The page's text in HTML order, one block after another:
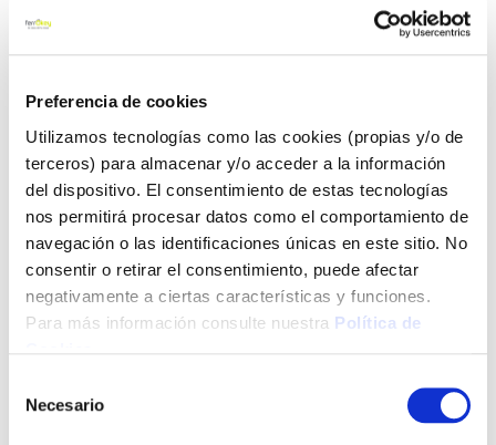
Preferencia de cookies
Utilizamos tecnologías como las cookies (propias y/o de
terceros) para almacenar y/o acceder a la información
del dispositivo. El consentimiento de estas tecnologías
nos permitirá procesar datos como el comportamiento de
navegación o las identificaciones únicas en este sitio. No
consentir o retirar el consentimiento, puede afectar
negativamente a ciertas características y funciones.
Para más información consulte nuestra Política de
Necesario
13,30 €
Click&Collect - Recogida gratis
en nuestras tiendas
Envío a domicilio:
5 días hábiles
+ INFO